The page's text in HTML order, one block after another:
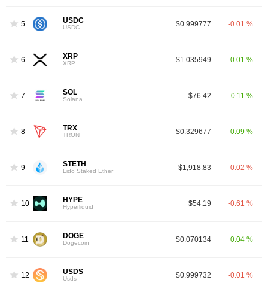
5 USDC
USDC $0.999777 -0.01 %
6 XRP
XRP $1.035949 0.01 %
7 SOL
Solana $76.42 0.11 %
8 TRX
TRON $0.329677 0.09 %
9 STETH
Lido Staked Ether $1,918.83 -0.02 %
10 HYPE
Hyperliquid $54.19 -0.61 %
11 DOGE
Dogecoin $0.070134 0.04 %
12 USDS
Usds $0.999732 -0.01 %